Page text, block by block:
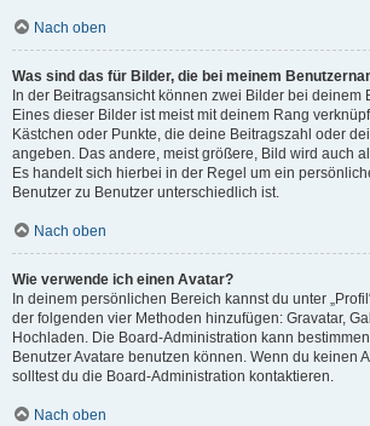
Nach oben
Was sind das für Bilder, die bei meinem
In der Beitragsansicht können zwei Bilder bei deinem
Eines dieser Bilder ist meist mit deinem Rang
Kästchen oder Punkte, die deine Beitragszahl oder
angeben. Das andere, meist größere, Bild wird auch
Es handelt sich hierbei in der Regel um ein
Benutzer zu Benutzer unterschiedlich ist.
Nach oben
Wie verwende ich einen Avatar?
In deinem persönlichen Bereich kannst du unter
der folgenden vier Methoden hinzufügen: Gravatar,
Hochladen. Die Board-Administration kann
Benutzer Avatare benutzen können. Wenn du keinen
solltest du die Board-Administration kontaktieren.
Nach oben